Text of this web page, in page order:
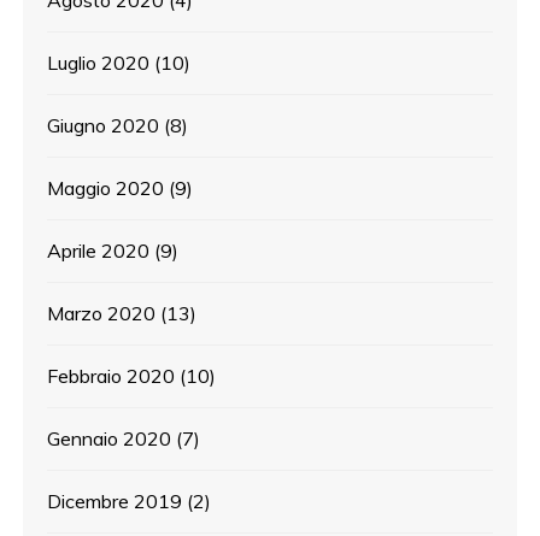
Luglio 2020 (10)
Giugno 2020 (8)
Maggio 2020 (9)
Aprile 2020 (9)
Marzo 2020 (13)
Febbraio 2020 (10)
Gennaio 2020 (7)
Dicembre 2019 (2)